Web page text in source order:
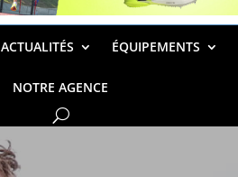
ACTUALITÉS ÉQUIPEMENTS
NOTRE AGENCE